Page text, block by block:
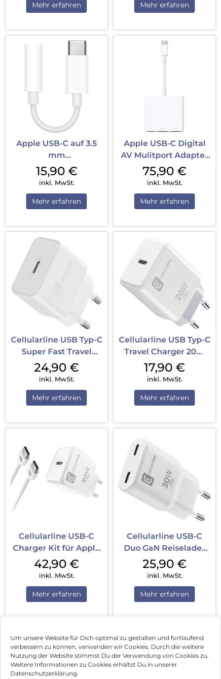
Um unsere Website für Dich optimal zu gestalten und fortlaufend
verbessern zu können, verwenden wir Cookies. Durch die weitere
Nutzung der Website stimmst Du der Verwendung von Cookies zu.
Weitere Informationen zu Cookies erhältst Du in unserer
Datenschutzerklärung.
Mehr erfahren Mehr erfahren
Apple USB-C auf 3.5
mm
Kopfhöreranschluss
Adapter Weiß
15,90 €
inkl. MwSt.
Mehr erfahren
Apple USB-C Digital
AV Mulitport Adapter
(USB-A, HDMI, USB-C)
Weiß
75,90 €
inkl. MwSt.
Mehr erfahren
Cellularline USB Typ-C
Super Fast Travel
Charger 25W White
24,90 €
inkl. MwSt.
Mehr erfahren
Cellularline USB Typ-C
Travel Charger 20W
Weiß
17,90 €
inkl. MwSt.
Mehr erfahren
Cellularline USB-C
Charger Kit für Apple
30W PD Weiß
42,90 €
inkl. MwSt.
Mehr erfahren
Cellularline USB-C
Duo GaN Reiselader
White
25,90 €
inkl. MwSt.
Mehr erfahren
1 2 3 … 5 Nächste
Impressum